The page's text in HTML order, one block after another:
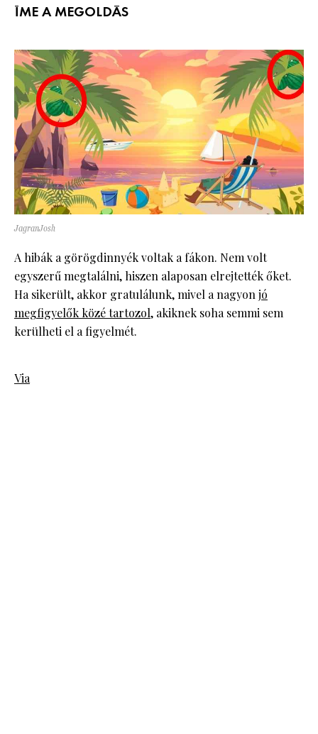
ÍME A MEGOLDÁS
JagranJosh
A hibák a görögdinnyék voltak a fákon. Nem volt
egyszerű megtalálni, hiszen alaposan elrejtették őket.
Ha sikerült, akkor gratulálunk, mivel a nagyonjó
megfigyelők közé tartozol, akiknek soha semmi sem
kerülheti el a figyelmét.
Via